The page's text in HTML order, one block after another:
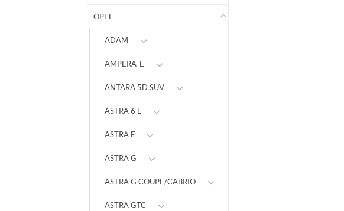
OPEL
ADAM
AMPERA-E
ANTARA 5D SUV
ASTRA 6 L
ASTRA F
ASTRA G
ASTRA G COUPE/CABRIO
ASTRA GTC